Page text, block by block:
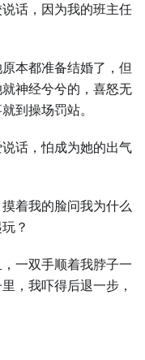
话，因为我的班主任
本都准备结婚了，但
神经兮兮的，喜怒无
到操场罚站。
话，怕成为她的出气
着我的脸问我为什么
？
一双手顺着我脖子一
，我吓得后退一步，